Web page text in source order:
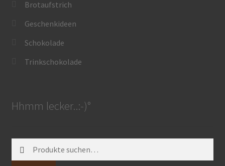
Lena Chocolatier
Brotaufstrich
Geschenkideen
Schokolade
Trinkschokolade
Hhmm lecker..:-)°
nach: